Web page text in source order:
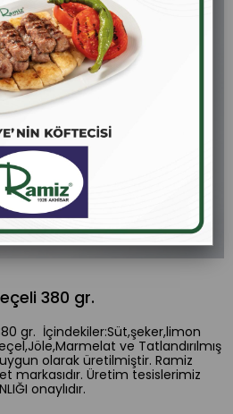
380 gr.
gr. İçindekiler:Süt,şeker,limon
ve Tatlandırılmış
olarak üretilmiştir. Ramiz
markasıdır. Üretim tesislerimiz
onaylıdır.